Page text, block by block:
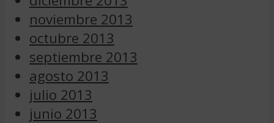
noviembre 2013
octubre 2013
septiembre 2013
agosto 2013
julio 2013
junio 2013